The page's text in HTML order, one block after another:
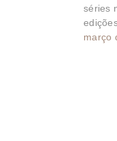
séries
março